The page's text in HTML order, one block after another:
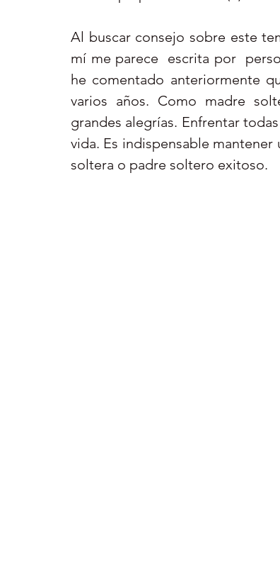
Al buscar consejo sobre este
mí me parece  escrita por
he comentado anteriormente
varios años. Como madre
grandes alegrías. Enfrentar
vida. Es indispensable
soltera o padre soltero exitoso.